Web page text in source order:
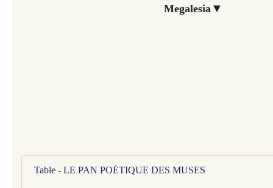
Megalesia ▼
Table - LE PAN POÉTIQUE DES MUSES